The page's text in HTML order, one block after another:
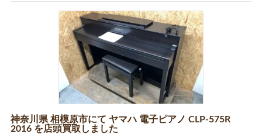
神奈川県 相模原市にて ヤマハ 電子ピアノ CLP-575R
2016 を店頭買取しました